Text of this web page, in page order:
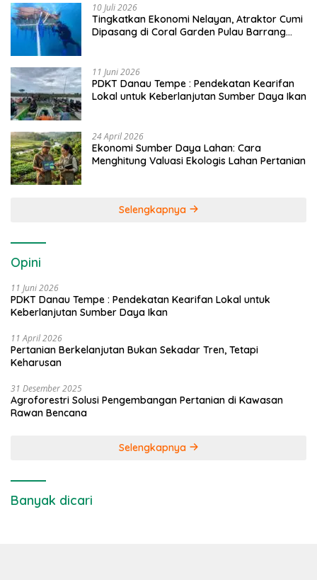
10 Juli 2026
Tingkatkan Ekonomi Nelayan, Atraktor Cumi
Dipasang di Coral Garden Pulau Barrang
11 Juni 2026
PDKT Danau Tempe : Pendekatan Kearifan
Lokal untuk Keberlanjutan Sumber Daya Ikan
24 April 2026
Ekonomi Sumber Daya Lahan: Cara
Menghitung Valuasi Ekologis Lahan Pertanian
Selengkapnya
Opini
11 Juni 2026
PDKT Danau Tempe : Pendekatan Kearifan Lokal untuk
Keberlanjutan Sumber Daya Ikan
11 April 2026
Pertanian Berkelanjutan Bukan Sekadar Tren, Tetapi
Keharusan
31 Desember 2025
Agroforestri Solusi Pengembangan Pertanian di Kawasan
Rawan Bencana
Selengkapnya
Banyak dicari